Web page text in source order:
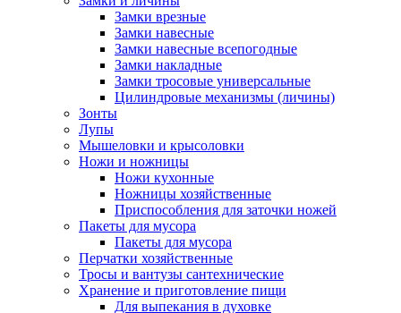
Замки врезные
Замки навесные
Замки навесные всепогодные
Замки накладные
Замки тросовые универсальные
Цилиндровые механизмы (личины)
Зонты
Лупы
Мышеловки и крысоловки
Ножи и ножницы
Ножи кухонные
Ножницы хозяйственные
Приспособления для заточки ножей
Пакеты для мусора
Пакеты для мусора
Перчатки хозяйственные
Тросы и вантузы сантехнические
Хранение и приготовление пищи
Для выпекания в духовке